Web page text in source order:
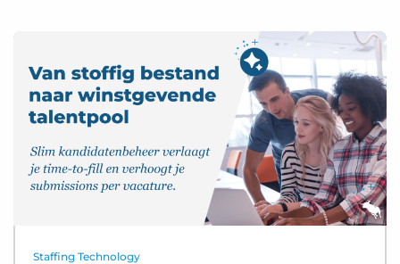
Staffing Technology